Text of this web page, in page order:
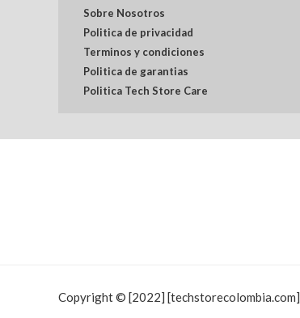
Sobre Nosotros
Politica de privacidad
Terminos y condiciones
Politica de garantias
Politica Tech Store Care
Copyright © [2022] [techstorecolombia.com]